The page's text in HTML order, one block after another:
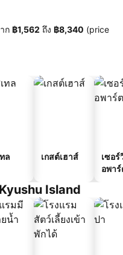
ก ‎฿1,562 ถึง ‎฿8,340 (price
ล เกสต์เฮาส์
เซอร์
อพา
Island